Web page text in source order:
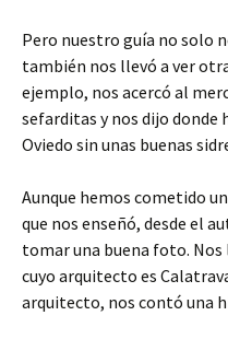
Pero nuestro guía no solo
también nos llevó a ver
ejemplo, nos acercó al
sefarditas y nos dijo donde
Oviedo sin unas buenas
Aunque hemos cometido
que nos enseñó, desde el
tomar una buena foto. Nos
cuyo arquitecto es
arquitecto, nos contó una